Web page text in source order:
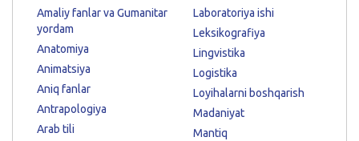
Amaliy fanlar va Gumanitar
yordam
Anatomiya
Animatsiya
Aniq fanlar
Antrapologiya
Arab tili
Laboratoriya ishi
Leksikografiya
Lingvistika
Logistika
Loyihalarni boshqarish
Madaniyat
Mantiq